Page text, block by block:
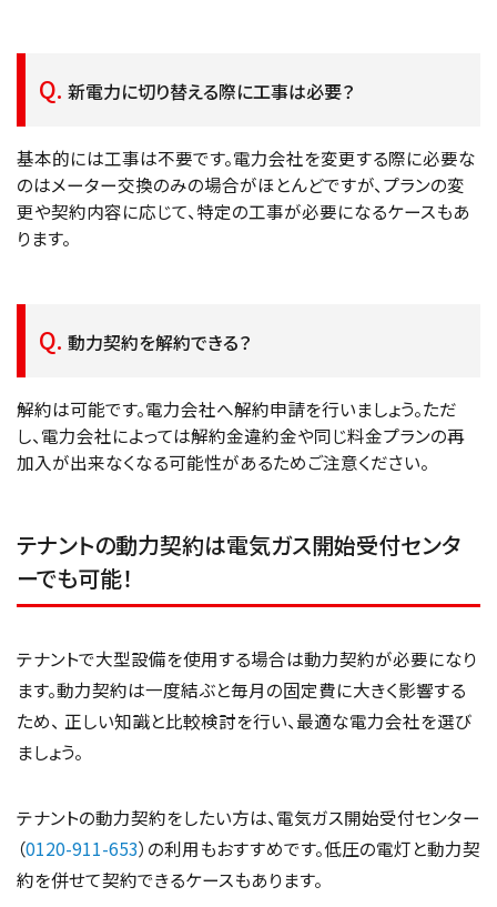
新電力に切り替える際に工事は必要？
基本的には工事は不要です。電力会社を変更する際に必要な
のはメーター交換のみの場合がほとんどですが、プランの変
更や契約内容に応じて、特定の工事が必要になるケースもあ
ります。
動力契約を解約できる？
解約は可能です。電力会社へ解約申請を行いましょう。ただ
し、電力会社によっては解約金違約金や同じ料金プランの再
加入が出来なくなる可能性があるためご注意ください。
テナントの動力契約は電気ガス開始受付センタ
ーでも可能！
テナントで大型設備を使用する場合は動力契約が必要になり
ます。動力契約は一度結ぶと毎月の固定費に大きく影響する
ため、 正しい知識と比較検討を行い、最適な電力会社を選び
ましょう。
テナントの動力契約をしたい方は、電気ガス開始受付センター
（0120-911-653）の利用もおすすめです。低圧の電灯と動力契
約を併せて契約できるケースもあります。